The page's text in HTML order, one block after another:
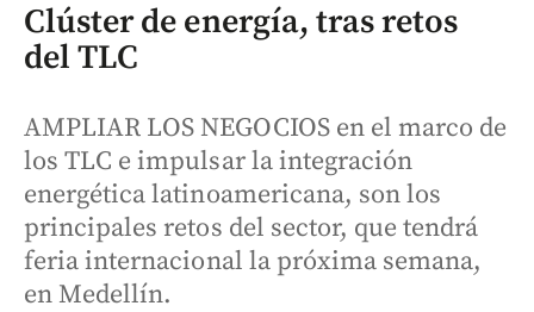
Clúster de energía, tras retos
del TLC
AMPLIAR LOS NEGOCIOS en el marco de
los TLC e impulsar la integración
energética latinoamericana, son los
principales retos del sector, que tendrá
feria internacional la próxima semana,
en Medellín.